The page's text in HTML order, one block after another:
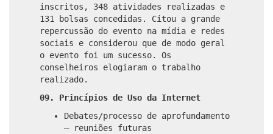
inscritos, 348 atividades realizadas e
131 bolsas concedidas. Citou a grande
repercussão do evento na mídia e redes
sociais e considerou que de modo geral
o evento foi um sucesso. Os
conselheiros elogiaram o trabalho
realizado.
09. Princípios de Uso da Internet
Debates/processo de aprofundamento
– reuniões futuras